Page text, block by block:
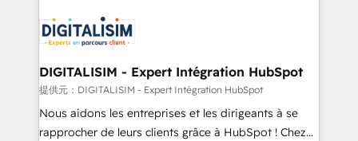
team of 25+ experts Contact us today to help you
get more from your investment in HubSpot.
Implementation partner, we provide expertise to
drive your business forward. Since 2015 we are fully
dedicated to HubSpot and with an experienced
team (50+), we work with reputable companies in
B2B sectors such as manufacturing, SaaS and
business services. We prepare a customized
DIGITALISIM - Expert Intégration HubSpot
提供元：DIGITALISIM - Expert Intégration HubSpot
Nous aidons les entreprises et les dirigeants à se
rapprocher de leurs clients grâce à HubSpot ! Chez